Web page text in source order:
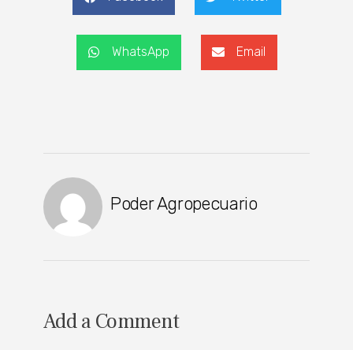
WhatsApp Email
Poder Agropecuario
Add a Comment